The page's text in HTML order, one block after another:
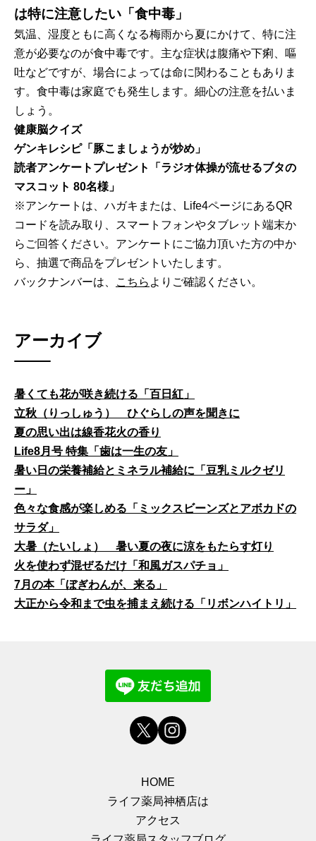
は特に注意したい「食中毒」
気温、湿度ともに高くなる梅雨から夏にかけて、特に注
意が必要なのが食中毒です。主な症状は腹痛や下痢、嘔
吐などですが、場合によっては命に関わることもありま
す。食中毒は家庭でも発生します。細心の注意を払いま
しょう。
健康脳クイズ
ゲンキレシピ「豚こましょうが炒め」
読者アンケートプレゼント「ラジオ体操が流せるブタの
マスコット 80名様」
※アンケートは、ハガキまたは、Life4ページにあるQR
コードを読み取り、スマートフォンやタブレット端末か
らご回答ください。アンケートにご協力頂いた方の中か
ら、抽選で商品をプレゼントいたします。
バックナンバーは、
こちら よりご確認ください。
アーカイブ
暑くても花が咲き続ける「百日紅」
立秋（りっしゅう） ひぐらしの声を聞きに
夏の思い出は線香花火の香り
Life8月号 特集「歯は一生の友」
暑い日の栄養補給とミネラル補給に「豆乳ミルクゼリ
ー」
色々な食感が楽しめる「ミックスビーンズとアボカドの
サラダ」
大暑（たいしょ） 暑い夏の夜に涼をもたらす灯り
火を使わず混ぜるだけ「和風ガスパチョ」
7月の本「ぼぎわんが、来る」
大正から令和まで虫を捕まえ続ける「リボンハイトリ」
HOME
ライフ薬局神栖店は
アクセス